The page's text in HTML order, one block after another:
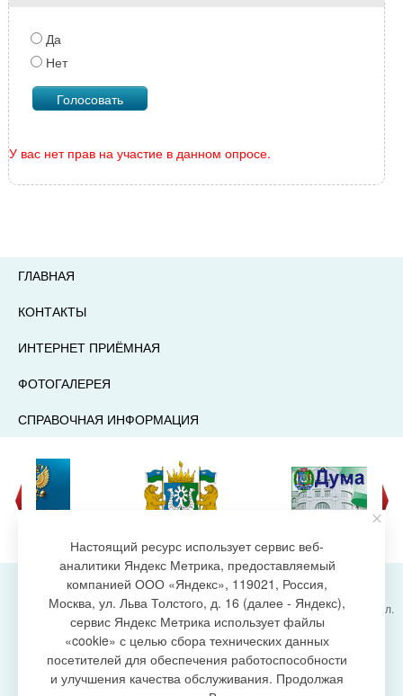
Да
Нет
У вас нет прав на участие в данном опросе.
ГЛАВНАЯ
КОНТАКТЫ
ИНТЕРНЕТ ПРИЁМНАЯ
ФОТОГАЛЕРЕЯ
СПРАВОЧНАЯ ИНФОРМАЦИЯ
создание сайта
Администрация городского поселения Излучинск, ул.
Энергетиков, 6, пгт. Излучинск, Нижневартовский
район,
Ханты-Мансийский автономный округ-Югра
(Тюменская область), 628634
Сетевое изданиеhttps://www.gp-izluchinsk.ru
Настоящий ресурс использует сервис веб-
аналитики Яндекс Метрика, предоставляемый
компанией ООО «Яндекс», 119021, Россия,
Москва, ул. Льва Толстого, д. 16 (далее - Яндекс),
сервис Яндекс Метрика использует файлы
«cookie» с целью сбора технических данных
посетителей для обеспечения работоспособности
и улучшения качества обслуживания. Продолжая